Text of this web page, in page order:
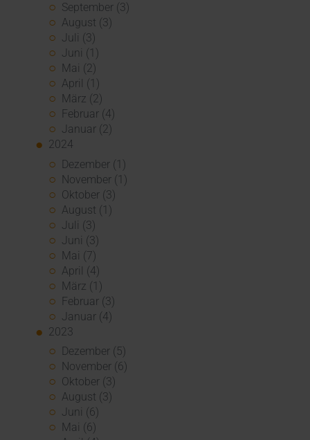
September (3)
August (3)
Juli (3)
Juni (1)
Mai (2)
April (1)
März (2)
Februar (4)
Januar (2)
2024
Dezember (1)
November (1)
Oktober (3)
August (1)
Juli (3)
Juni (3)
Mai (7)
April (4)
März (1)
Februar (3)
Januar (4)
2023
Dezember (5)
November (6)
Oktober (3)
August (3)
Juni (6)
Mai (6)